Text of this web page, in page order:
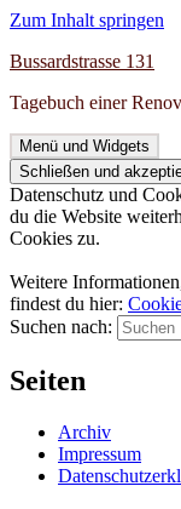
Zum Inhalt springen
Bussardstrasse 131
Tagebuch einer
Menü und Widgets
Datenschutz und
du die Website
Cookies zu.
Weitere
findest du hier:
Suchen nach:
Seiten
Archiv
Impressum